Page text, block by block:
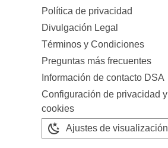
Política de privacidad
Divulgación Legal
Términos y Condiciones
Preguntas más frecuentes
Información de contacto DSA
Configuración de privacidad y
cookies
Ajustes de visualización